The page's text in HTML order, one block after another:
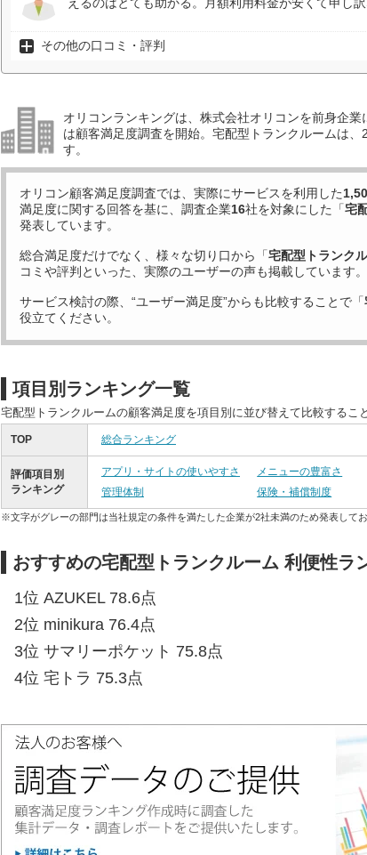
その他の口コミ・評判
オリコンランキングは、株式会社オリコンを前身企
は顧客満足度調査を開始。宅配型トランクルームは
す。
オリコン顧客満足度調査では、実際にサービスを利用した
満足度に関する回答を基に、調査企業16社を対象にした「宅
発表しています。
総合満足度だけでなく、様々な切り口から「宅配型トランク
コミや評判といった、実際のユーザーの声も掲載しています。
サービス検討の際、“ユーザー満足度”からも比較することで「
役立てください。
項目別ランキング一覧
宅配型トランクルームの顧客満足度を項目別に並び替えて比較するこ
TOP 総合ランキング
評価項目別
ランキング
アプリ・サイトの使いやすさ メニューの豊富さ
管理体制
保険・補償制度
※文字がグレーの部門は当社規定の条件を満たした企業が2社未満のため発表してお
おすすめの宅配型トランクルーム 利便性ラ
1位 AZUKEL 78.6点
2位 minikura 76.4点
3位 サマリーポケット 75.8点
4位 宅トラ 75.3点